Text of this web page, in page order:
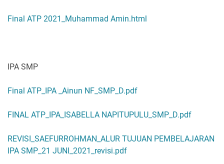
Final ATP 2021_Muhammad Amin.html
IPA SMP
Final ATP_IPA _Ainun NF_SMP_D.pdf
FINAL ATP_IPA_ISABELLA NAPITUPULU_SMP_D.pdf
REVISI_SAEFURROHMAN_ALUR TUJUAN PEMBELAJARAN
IPA SMP_21 JUNI_2021_revisi.pdf